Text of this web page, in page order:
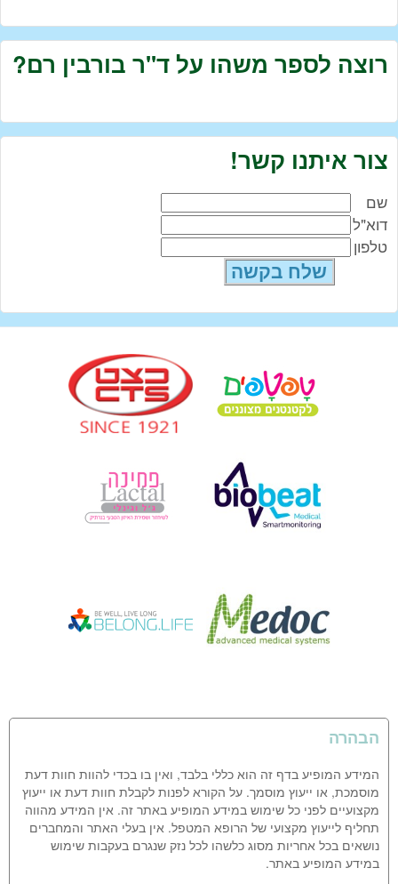
רוצה לספר משהו על ד''ר בורבין רם?
צור איתנו קשר!
שם
דוא"ל
טלפון
הבהרה
המידע המופיע בדף זה הוא כללי בלבד, ואין בו בכדי להוות חוות דעת
מוסמכת, או ייעוץ מוסמך. על הקורא לפנות לקבלת חוות דעת או ייעוץ
מקצועיים לפני כל שימוש במידע המופיע באתר זה. אין המידע מהווה
תחליף לייעוץ מקצועי של הרופא המטפל. אין בעלי האתר והמחברים
נושאים בכל אחריות מסוג כלשהו לכל נזק שנגרם בעקבות שימוש
במידע המופיע באתר.